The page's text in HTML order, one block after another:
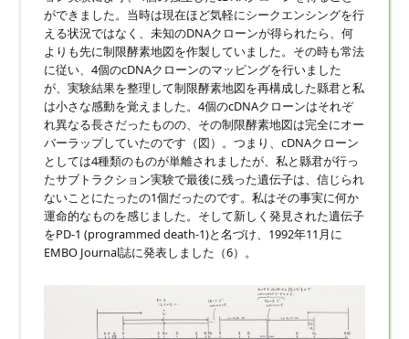
ができました。当時は現在ほど気軽にシークエンシングを行
える状況ではなく、未知のDNAクローンが得られたら、何
よりも先に制限酵素地図を作製していました。その時も常法
に従い、4個のcDNAクローンのマッピングを行いました
が、実験結果を整理して制限酵素地図を再構成した縣君と私
は小さな感動を覚えました。4個のcDNAクローンはそれぞ
れ異なる長さだったものの、その制限酵素地図は完全にオー
バーラップしていたのです（図）。つまり、cDNAクローン
としては4種類のものが単離されましたが、私と縣君が行っ
たサブトラクション実験で最後に残った遺伝子は、信じられ
ないことにたったの1個だったのです。私はその事実に何か
運命的なものを感じました。そして新しく発見された遺伝子
をPD-1 (programmed death-1)と名づけ、1992年11月に
EMBO Journal誌に発表しました（6）。